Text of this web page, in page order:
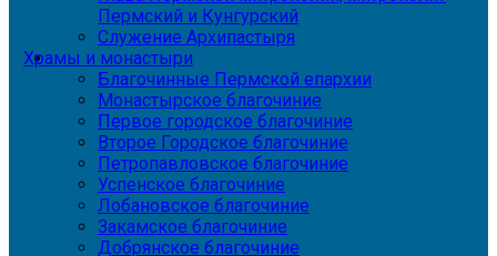
Пермский и Кунгурский
Служение Архипастыря
Храмы и монастыри
Благочинные Пермской епархии
Монастырское благочиние
Первое городское благочиние
Второе Городское благочиние
Петропавловское благочиние
Успенское благочиние
Лобановское благочиние
Закамское благочиние
Добрянское благочиние